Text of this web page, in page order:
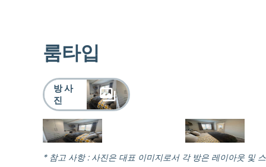
룸타입
방 사
진
* 참고 사항 : 사진은 대표 이미지로서 각 방은 레이아웃 및